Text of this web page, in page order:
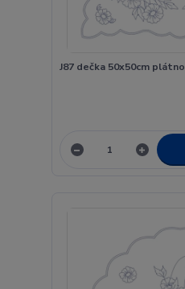
J87 dečka 50x50cm plátno